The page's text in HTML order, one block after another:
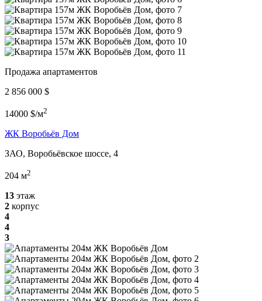
Продажа апартаментов
2 856 000 $
14000 $/м2
ЖК Воробьёв Дом
ЗАО, Воробьёвское шоссе, 4
204 м2
13 этаж
2 корпус
4
4
3